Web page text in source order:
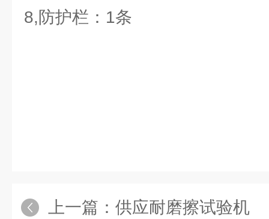
8,防护栏：1条
上一篇： 供应耐磨擦试验机